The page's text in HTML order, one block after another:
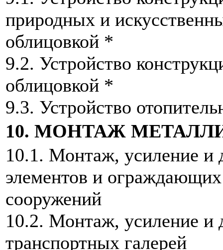
природных и
облицовкой *
9.2. Устройство
облицовкой *
9.3. Устройство
10. МОНТАЖ
10.1. Монтаж, усиление и
элементов и
сооружений
10.2. Монтаж, усиление и
транспортных галерей